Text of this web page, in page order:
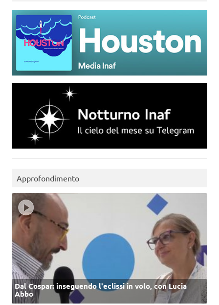
Approfondimento
Dal Cospar: inseguendo l'eclissi in volo, con Lucia
Abbo